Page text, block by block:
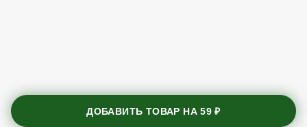
ДОБАВИТЬ ТОВАР НА59 ₽